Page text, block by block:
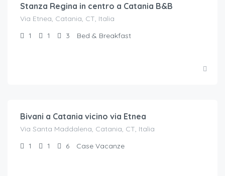
Stanza Regina in centro a Catania B&B
Via Etnea, Catania, CT, Italia
1
1 3 Bed & Breakfast
Bivani a Catania vicino via Etnea
Via Santa Maddalena, Catania, CT, Italia
1
1 6 Case Vacanze